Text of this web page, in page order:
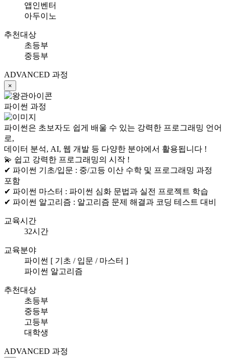
앱인벤터
아두이노
추천대상
초등부
중등부
ADVANCED 과정
×
파이썬 과정
파이썬은 초보자도 쉽게 배울 수 있는 강력한 프로그래밍 언어
로,
데이터 분석, AI, 웹 개발 등 다양한 분야에서 활용됩니다 !
💫 쉽고 강력한 프로그래밍의 시작 !
✔ 파이썬 기초/입문 : 중/고등 이산 수학 및 프로그래밍 과정
포함
✔ 파이썬 마스터 : 파이썬 심화 문법과 실전 프로젝트 학습
✔ 파이썬 알고리즘 : 알고리즘 문제 해결과 코딩 테스트 대비
교육시간
32시간
교육분야
파이썬 [ 기초 / 입문 / 마스터 ]
파이썬 알고리즘
추천대상
초등부
중등부
고등부
대학생
ADVANCED 과정